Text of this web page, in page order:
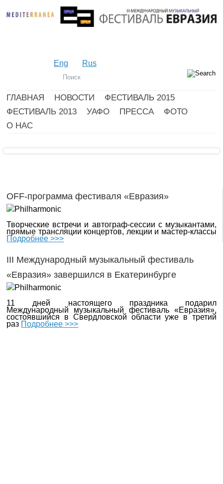
Eng Rus
ГЛАВНАЯ НОВОСТИ
ФЕСТИВАЛЬ 2015
ФЕСТИВАЛЬ 2013
УАФО ПРЕССА
ФОТО
О НАС
OFF-программа фестиваля «Евразия»
Творческие встречи и автограф-сессии с музыкантами,
прямые трансляции концертов, лекции и мастер-классы
Подробнее >>>
III Международный музыкальный фестиваль
«Евразия» завершился в Екатеринбурге
11 дней настоящего праздника подарил
Международный музыкальный фестиваль «Евразия»,
состоявшийся в Свердловской области уже в третий
раз Подробнее >>>